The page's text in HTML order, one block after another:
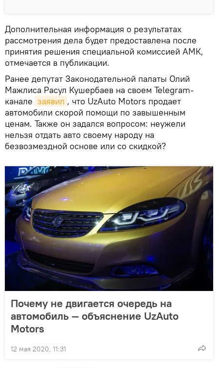
Дополнительная информация о результатах
рассмотрения дела будет предоставлена после
принятия решения специальной комиссией АМК,
отмечается в публикации.
Ранее депутат Законодательной палаты Олий
Мажлиса Расул Кушербаев на своем Telegram-
канале заявил , что UzAuto Motors продает
автомобили скорой помощи по завышенным
ценам. Также он задался вопросом: неужели
нельзя отдать авто своему народу на
безвозмездной основе или со скидкой?
Почему не двигается очередь на
автомобиль — объяснение UzAuto
Motors
12 мая 2020, 11:31